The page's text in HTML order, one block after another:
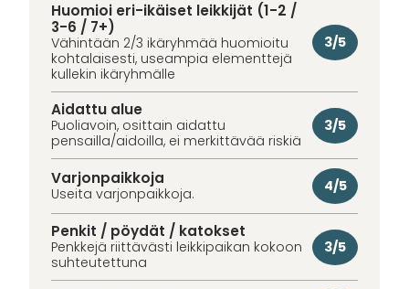
Huomioi eri-ikäiset leikkijät (1-2 /
3-6 / 7+)
Vähintään 2/3 ikäryhmää huomioitu
kohtalaisesti, useampia elementtejä
kullekin ikäryhmälle
3/5
Aidattu alue
Puoliavoin, osittain aidattu
pensailla/aidoilla, ei merkittävää riskiä
3/5
Varjonpaikkoja
Useita varjonpaikkoja. 4/5
Penkit / pöydät / katokset
Penkkejä riittävästi leikkipaikan kokoon
suhteutettuna
3/5